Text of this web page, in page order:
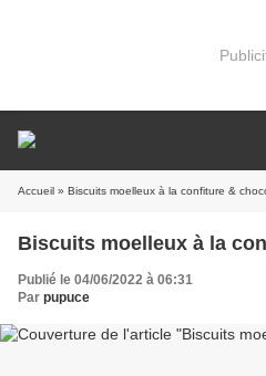
Accueil » Biscuits moelleux à la confiture &
Biscuits moelleux à la
Publié le 04/06/2022 à 06:31
Par pupuce